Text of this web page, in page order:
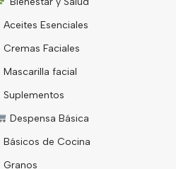
Aceites Esenciales
Cremas Faciales
Mascarilla facial
Suplementos
Despensa Básica
Básicos de Cocina
Granos